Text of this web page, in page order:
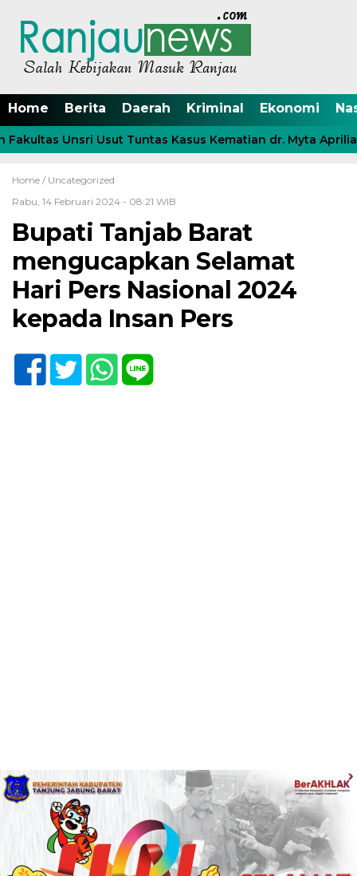
Home Berita Daerah Kriminal Ekonomi
Unsri Usut Tuntas Kasus Kematian dr. Myta Aprilia
Home / Uncategorized
Rabu, 14 Februari 2024 - 08:21 WIB
Bupati Tanjab Barat
mengucapkan Selamat
Hari Pers Nasional 2024
kepada Insan Pers